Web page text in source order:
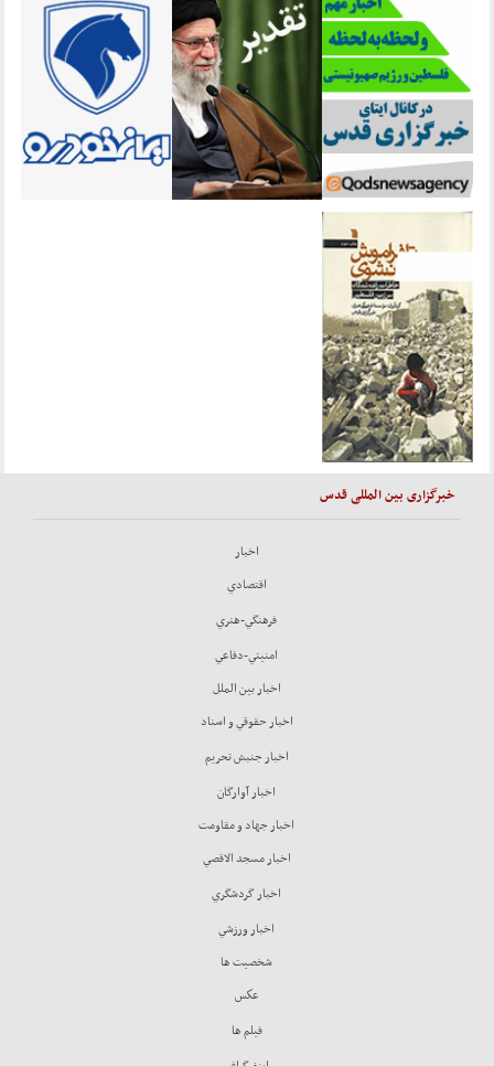
خبرگزاری بین المللی قدس
اخبار
اقتصادي
فرهنگي-هنري
امنيتي-دفاعي
اخبار بين الملل
اخبار حقوقي و اسناد
اخبار جنبش تحريم
اخبار آوارگان
اخبار جهاد و مقاومت
اخبار مسجد الاقصي
اخبار گردشگري
اخبار ورزشي
شخصيت ها
عكس
فيلم ها